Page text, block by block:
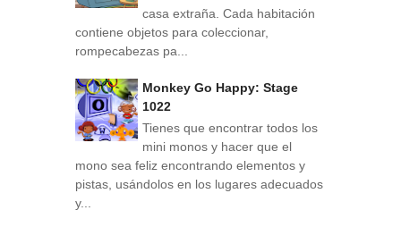
casa extraña. Cada habitación
contiene objetos para coleccionar,
rompecabezas pa...
Monkey Go Happy: Stage
1022
Tienes que encontrar todos los
mini monos y hacer que el
mono sea feliz encontrando elementos y
pistas, usándolos en los lugares adecuados
y...